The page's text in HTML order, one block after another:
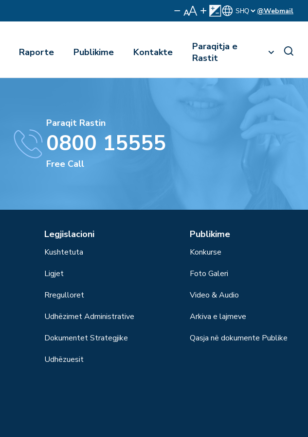
@Webmail
Raporte Publikime Kontakte
Paraqitja e
Rastit
Paraqit Rastin
0800 15555
Free Call
Legjislacioni
Kushtetuta
Ligjet
Rregulloret
Udhëzimet Administrative
Dokumentet Strategjike
Udhëzuesit
Publikime
Konkurse
Foto Galeri
Video & Audio
Arkiva e lajmeve
Qasja në dokumente Publike